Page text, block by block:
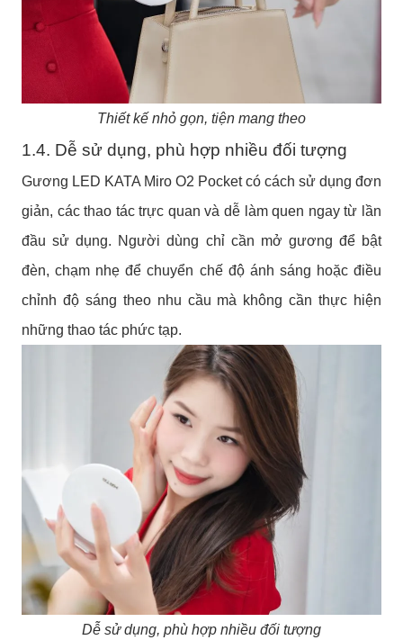
Thiết kế nhỏ gọn, tiện mang theo
1.4. Dễ sử dụng, phù hợp nhiều đối tượng
Gương LED KATA Miro O2 Pocket có cách sử dụng đơn
giản, các thao tác trực quan và dễ làm quen ngay từ lần
đầu sử dụng. Người dùng chỉ cần mở gương để bật
đèn, chạm nhẹ để chuyển chế độ ánh sáng hoặc điều
chỉnh độ sáng theo nhu cầu mà không cần thực hiện
những thao tác phức tạp.
Dễ sử dụng, phù hợp nhiều đối tượng